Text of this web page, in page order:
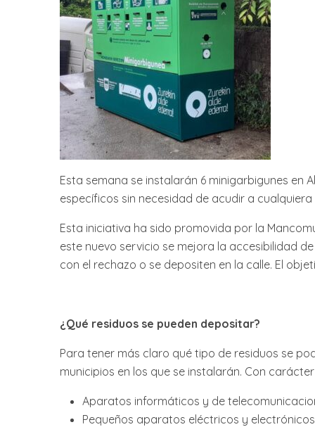
Esta semana se instalarán 6 minigarbigunes en
específicos sin necesidad de acudir a
Esta iniciativa ha sido promovida por la
este nuevo servicio se mejora la accesibilidad
con el rechazo o se depositen en la calle. El
¿Qué residuos se pueden depositar?
Para tener más claro qué tipo de residuos se
municipios en los que se instalarán. Con
Aparatos informáticos y de
Pequeños aparatos eléctricos y